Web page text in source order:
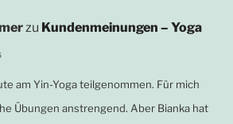
zu Kundenmeinungen – Yoga
am Yin-Yoga teilgenommen. Für mich
Übungen anstrengend. Aber Bianka hat